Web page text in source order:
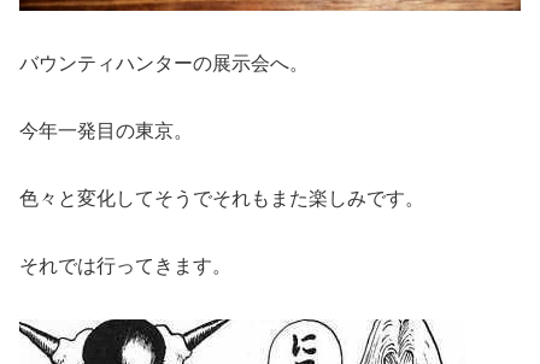
バウンティハンターの展示会へ。
今年一発目の東京。
色々と変化してそうでそれもまた楽しみです。
それでは行ってきます。